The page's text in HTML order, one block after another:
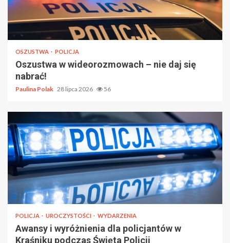
OSZUSTWA POLICJA
Oszustwa w wideorozmowach – nie daj się
nabrać!
Paulina Polak 28 lipca 2026 56
POLICJA UROCZYSTOŚCI WYDARZENIA
Awansy i wyróżnienia dla policjantów w
Kraśniku podczas Święta Policji